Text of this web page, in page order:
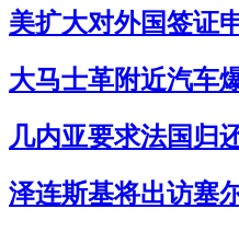
美扩大对外国签证
大马士革附近汽车
几内亚要求法国归
泽连斯基将出访塞